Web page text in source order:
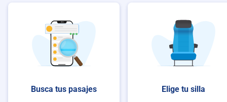
Busca tus pasajes Elige tu silla